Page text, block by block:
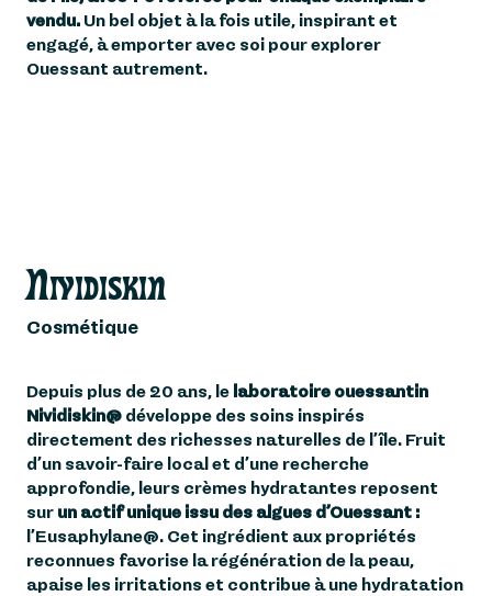
vendu. Un bel objet à la fois utile, inspirant et
engagé, à emporter avec soi pour explorer
Ouessant autrement.
Nividiskin
Cosmétique
Depuis plus de 20 ans, le laboratoire ouessantin
Nividiskin® développe des soins inspirés
directement des richesses naturelles de l’île. Fruit
d’un savoir-faire local et d’une recherche
approfondie, leurs crèmes hydratantes reposent
sur un actif unique issu des algues d’Ouessant :
l’Eusaphylane®. Cet ingrédient aux propriétés
reconnues favorise la régénération de la peau,
apaise les irritations et contribue à une hydratation